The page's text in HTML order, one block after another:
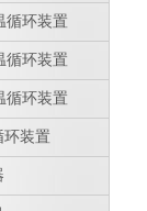
循环装置
循环装置
循环装置
环装置